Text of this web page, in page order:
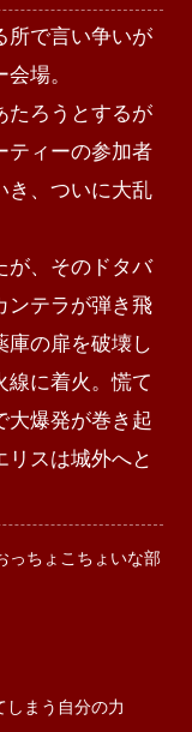
所で言い争いが
場。
たろうとするが
ティーの参加者
き、ついに大乱
が、そのドタバ
ンテラが弾き飛
庫の扉を破壊し
線に着火。慌て
大爆発が巻き起
リスは城外へと
っちょこちょいな部
しまう自分の力